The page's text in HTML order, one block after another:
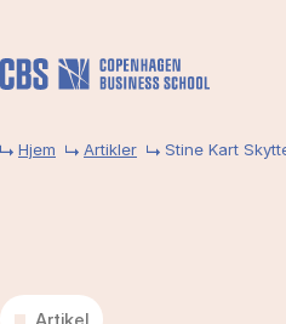
Hjem Artikler Stine Kart